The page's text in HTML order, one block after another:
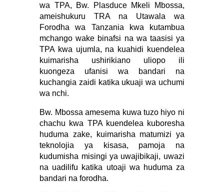
wa TPA, Bw. Plasduce Mkeli Mbossa,
ameishukuru TRA na Utawala wa
Forodha wa Tanzania kwa kutambua
mchango wake binafsi na wa taasisi ya
TPA kwa ujumla, na kuahidi kuendelea
kuimarisha ushirikiano uliopo ili
kuongeza ufanisi wa bandari na
kuchangia zaidi katika ukuaji wa uchumi
wa nchi.
Bw. Mbossa amesema kuwa tuzo hiyo ni
chachu kwa TPA kuendelea kuboresha
huduma zake, kuimarisha matumizi ya
teknolojia ya kisasa, pamoja na
kudumisha misingi ya uwajibikaji, uwazi
na uadilifu katika utoaji wa huduma za
bandari na forodha.